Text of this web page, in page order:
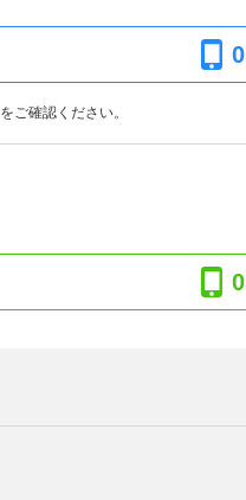
をご確認ください。